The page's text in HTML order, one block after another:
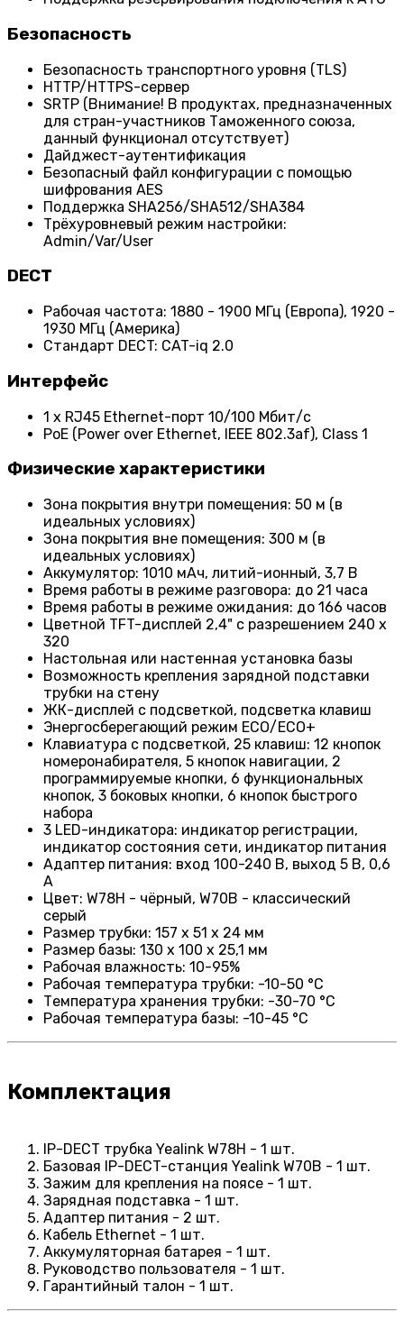
Безопасность
Безопасность транспортного уровня (TLS)
HTTP/HTTPS-сервер
SRTP (Внимание! В продуктах, предназначенных
для стран-участников Таможенного союза,
данный функционал отсутствует)
Дайджест-аутентификация
Безопасный файл конфигурации с помощью
шифрования AES
Поддержка SHA256/SHA512/SHA384
Трёхуровневый режим настройки:
Admin/Var/User
DECT
Рабочая частота: 1880 - 1900 МГц (Европа), 1920 -
1930 МГц (Америка)
Стандарт DECT: CAT-iq 2.0
Интерфейс
1 x RJ45 Ethernet-порт 10/100 Мбит/с
PoE (Power over Ethernet, IEEE 802.3af), Class 1
Физические характеристики
Зона покрытия внутри помещения: 50 м (в
идеальных условиях)
Зона покрытия вне помещения: 300 м (в
идеальных условиях)
Аккумулятор: 1010 мАч, литий-ионный, 3,7 В
Время работы в режиме разговора: до 21 часа
Время работы в режиме ожидания: до 166 часов
Цветной TFT-дисплей 2,4" с разрешением 240 x
320
Настольная или настенная установка базы
Возможность крепления зарядной подставки
трубки на стену
ЖК-дисплей с подсветкой, подсветка клавиш
Энергосберегающий режим ECO/ECO+
Клавиатура с подсветкой, 25 клавиш: 12 кнопок
номеронабирателя, 5 кнопок навигации, 2
программируемые кнопки, 6 функциональных
кнопок, 3 боковых кнопки, 6 кнопок быстрого
набора
3 LED-индикатора: индикатор регистрации,
индикатор состояния сети, индикатор питания
Адаптер питания: вход 100-240 В, выход 5 В, 0,6
А
Цвет: W78H - чёрный, W70B - классический
серый
Размер трубки: 157 х 51 х 24 мм
Размер базы: 130 х 100 х 25,1 мм
Рабочая влажность: 10-95%
Рабочая температура трубки: -10-50 °C
Температура хранения трубки: -30-70 °C
Рабочая температура базы: -10-45 °C
Комплектация
IP-DECT трубка Yealink W78H - 1 шт.
Базовая IP-DECT-станция Yealink W70B - 1 шт.
Зажим для крепления на поясе - 1 шт.
Зарядная подставка - 1 шт.
Адаптер питания - 2 шт.
Кабель Ethernet - 1 шт.
Аккумуляторная батарея - 1 шт.
Руководство пользователя - 1 шт.
Гарантийный талон - 1 шт.